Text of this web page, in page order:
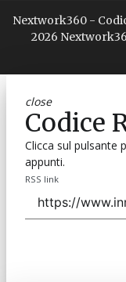
Nextwork360 -
2026
close
Codice
Clicca sul pulsante
appunti.
RSS link